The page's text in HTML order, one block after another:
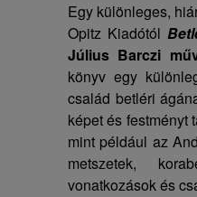
Egy különleges,
Opitz Kiadótól
Július Barczi
könyv egy
család betléri
képet és festményt
mint például az
metszetek,
vonatkozások és